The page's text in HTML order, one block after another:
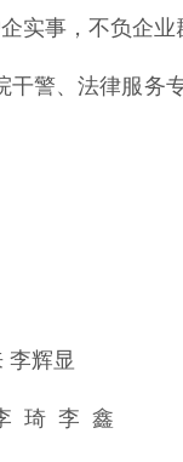
实事，不负企
、法律服务专
辉显
琦 李 鑫